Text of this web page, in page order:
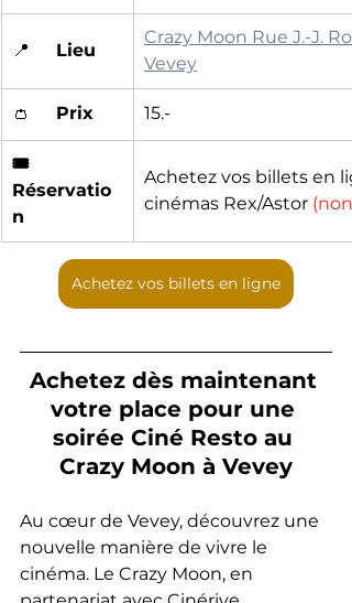
Lieu
Crazy Moon Rue J.-J.
Vevey
Prix 15.-
🎟️
Réservatio
n
Achetez vos billets en
cinémas Rex/Astor
Achetez vos billets en ligne
Achetez dès maintenant
votre place pour une
soirée Ciné Resto au
Crazy Moon à Vevey
Au cœur de Vevey, découvrez une
nouvelle manière de vivre le
cinéma. Le Crazy Moon, en